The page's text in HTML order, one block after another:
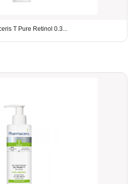
T Pure Retinol 0.3...